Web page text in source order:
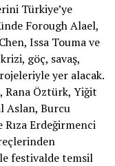
Türkiye’ye
Forough Alael,
Issa Touma ve
göç, savaş,
yer alacak.
Rana Öztürk, Yiğit
Aslan, Burcu
Erdeğirmenci
festivalde temsil